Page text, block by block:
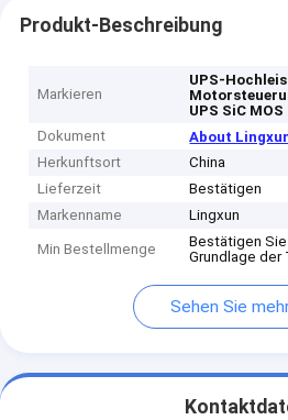
Produkt-Beschreibung
Markieren
UPS-
UPS SiC MOS
Dokument
About
Herkunftsort
China
Lieferzeit
Bestätigen
Markenname
Lingxun
Min Bestellmenge
Bestätigen
Grundlage der
Sehen Sie